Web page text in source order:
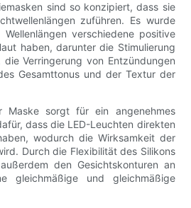
sind so konzipiert, dass sie
zuführen. Es wurde
verschiedene positive
haben, darunter die Stimulierung
Verringerung von Entzündungen
Gesamttonus und der Textur der
Maske sorgt für ein angenehmes
dass die LED-Leuchten direkten
wodurch die Wirksamkeit der
Durch die Flexibilität des Silikons
den Gesichtskonturen an
und gleichmäßige